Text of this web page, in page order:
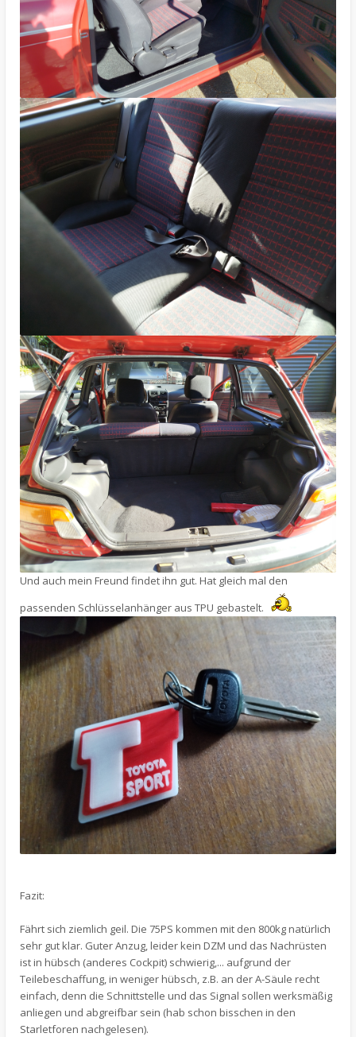
Und auch mein Freund findet ihn gut. Hat gleich mal den
passenden Schlüsselanhänger aus TPU gebastelt.
Fazit:
Fährt sich ziemlich geil. Die 75PS kommen mit den 800kg natürlich
sehr gut klar. Guter Anzug, leider kein DZM und das Nachrüsten
ist in hübsch (anderes Cockpit) schwierig,... aufgrund der
Teilebeschaffung, in weniger hübsch, z.B. an der A-Säule recht
einfach, denn die Schnittstelle und das Signal sollen werksmäßig
anliegen und abgreifbar sein (hab schon bisschen in den
Starletforen nachgelesen).